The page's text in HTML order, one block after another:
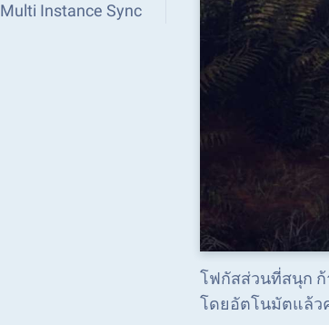
Multi Instance Sync
โฟกัสส่วนที่สนุก ก้
โดยอัตโนมัตแล้ว